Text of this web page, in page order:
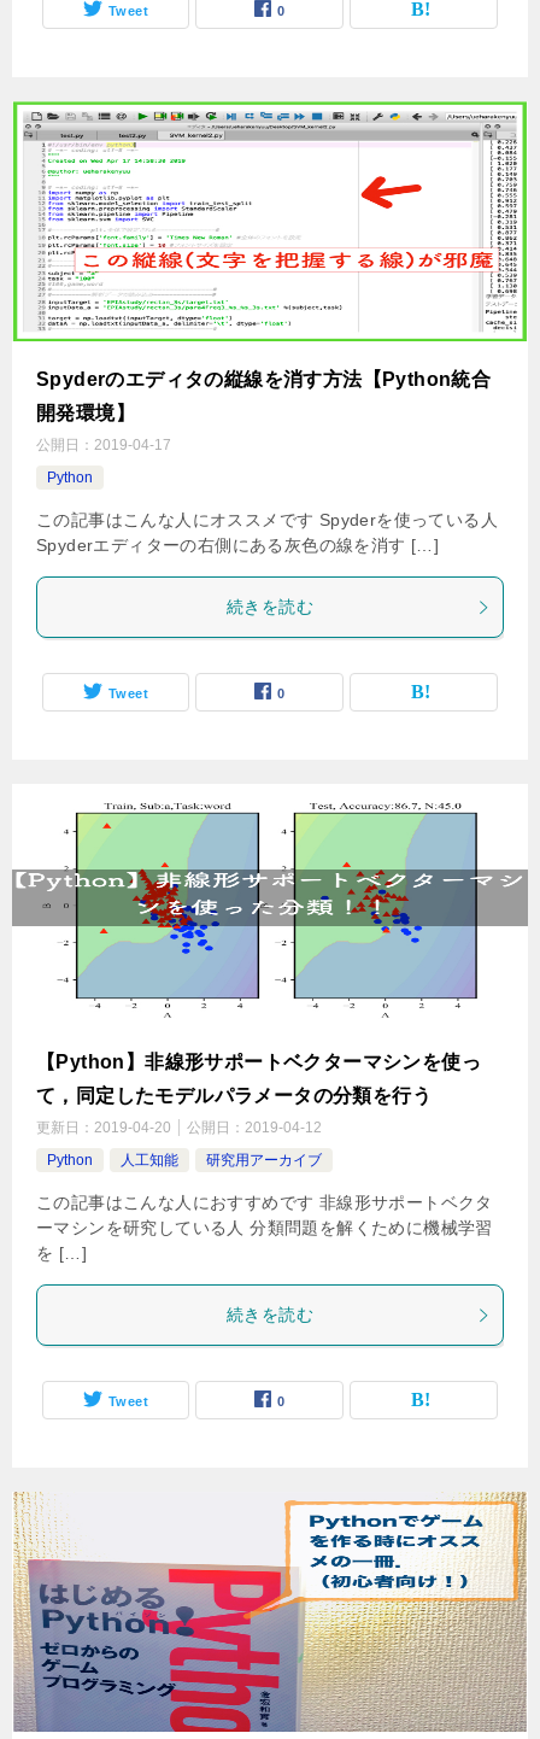
Tweet 0
Spyderのエディタの縦線を消す方法【Python統合
開発環境】
公開日： 2019-04-17
Python
この記事はこんな人にオススメです Spyderを使っている人
Spyderエディターの右側にある灰色の線を消す […]
続きを読む
Tweet 0
【Python】非線形サポートベクターマシンを使っ
て，同定したモデルパラメータの分類を行う
更新日： 2019-04-20 公開日： 2019-04-12
Python
人工知能 研究用アーカイブ
この記事はこんな人におすすめです 非線形サポートベクタ
ーマシンを研究している人 分類問題を解くために機械学習
を […]
続きを読む
Tweet 0